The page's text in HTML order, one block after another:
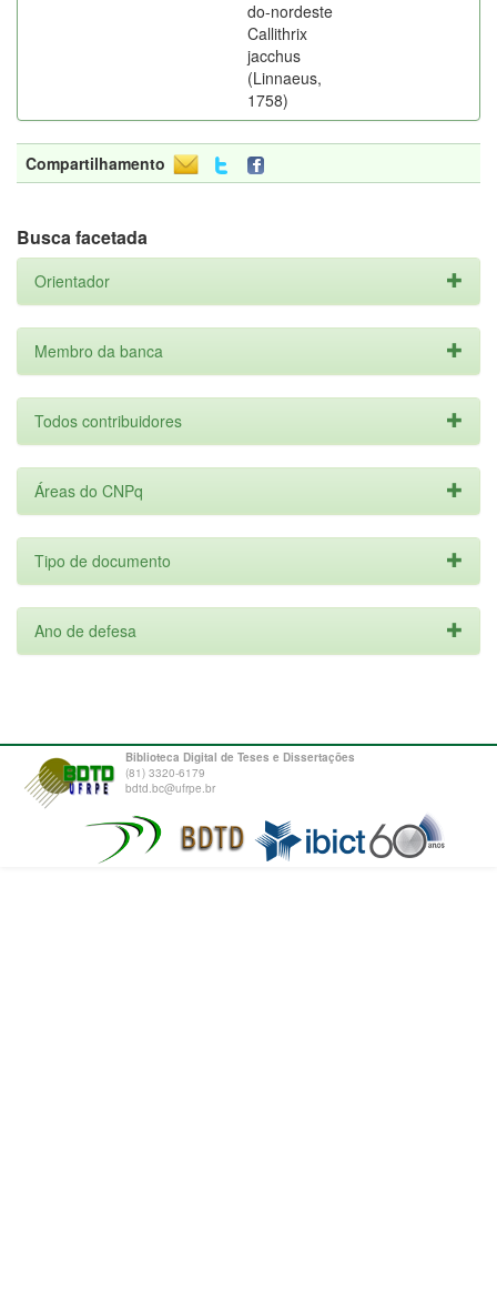
do-nordeste
Callithrix
jacchus
(Linnaeus,
1758)
Compartilhamento
Busca facetada
Orientador
Membro da banca
Todos contribuidores
Áreas do CNPq
Tipo de documento
Ano de defesa
Biblioteca Digital de Teses e Dissertações
(81) 3320-6179
bdtd.bc@ufrpe.br